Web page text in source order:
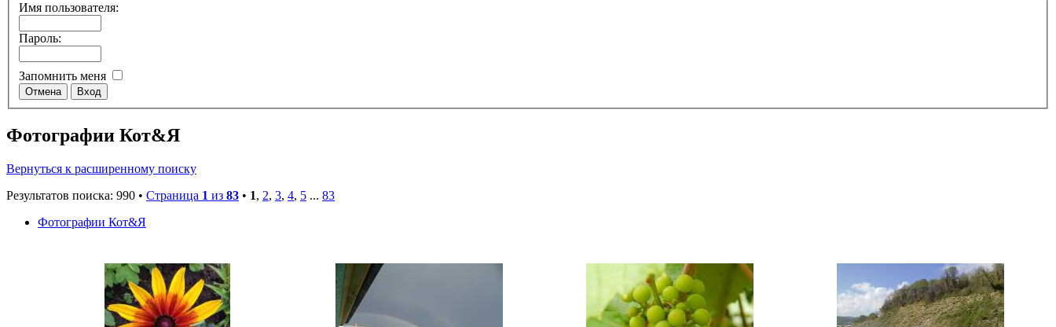
Имя пользователя:
Пароль:
Запомнить меня
Фотографии Кот&Я
Вернуться к расширенному поиску
Результатов поиска: 990 • Страница 1 из 83 • 1, 2, 3, 4, 5 ... 83
Фотографии Кот&Я